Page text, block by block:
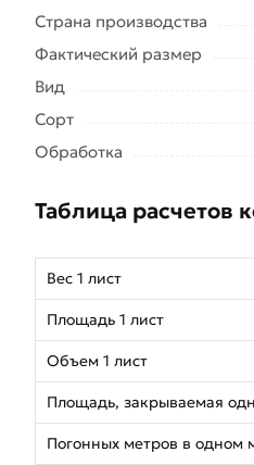
Страна производства
Фактический размер
Вид
Сорт
Обработка
Таблица расчетов
Вес 1 лист
Площадь 1 лист
Объем 1 лист
Площадь, закрываемая
Погонных метров в одном